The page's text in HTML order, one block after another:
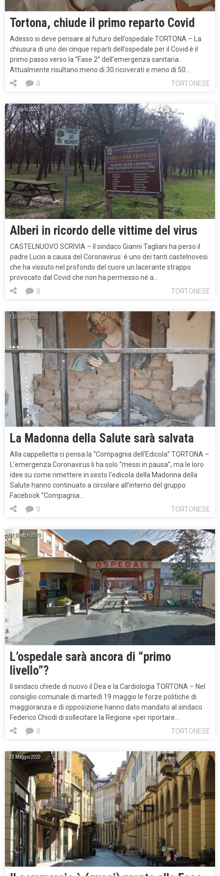
Tortona, chiude il primo reparto Covid
Adesso si deve pensare al futuro dell’ospedale TORTONA – La
chiusura di uno dei cinque reparti dell’ospedale per il Covid è il
primo passo verso la “Fase 2” dell’emergenza sanitaria.
Attualmente risultano meno di 30 ricoverati e meno di 50…
TORTONESE
0
5 Giugno 2020
Alberi in ricordo delle vittime del virus
CASTELNUOVO SCRIVIA – Il sindaco Gianni Tagliani ha perso il
padre Lucio a causa del Coronavirus: è uno dei tanti castelnovesi
che ha vissuto nel profondo del cuore un lacerante strappo
provocato dal Covid che non ha permesso né a…
TORTONESE
0
1 Giugno 2020
La Madonna della Salute sarà salvata
Alla cappelletta ci pensa la “Compagnia dell’Edicola” TORTONA –
L’emergenza Coronavirus li ha solo “messi in pausa”, ma le loro
idee su come rimettere in sesto l’edicola della Madonna della
Salute hanno continuato a circolare all’interno del gruppo
Facebook “Compagnia…
TORTONESE
0
31 Maggio 2020
L’ospedale sarà ancora di “primo
livello”?
Il sindaco chiede di nuovo il Dea e la Cardiologia TORTONA – Nel
consiglio comunale di martedì 19 maggio le forze politiche di
maggioranza e di opposizione hanno dato mandato al sindaco
Federico Chiodi di sollecitare la Regione «per riportare…
TORTONESE
0
23 Maggio 2020